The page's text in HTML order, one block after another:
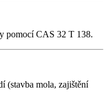
pomocí CAS 32 T 138.
(stavba mola, zajištění